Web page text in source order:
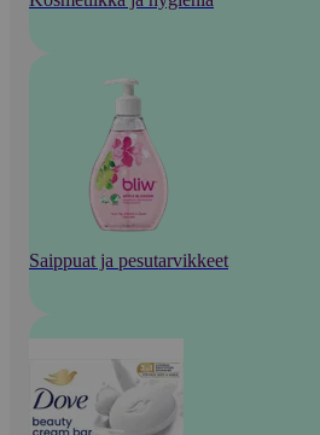
Saippuat ja pesutarvikkeet